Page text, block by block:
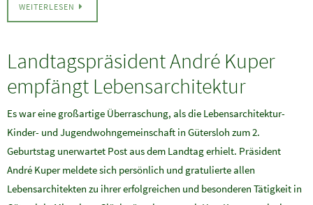
WEITERLESEN
Landtagspräsident André Kuper
empfängt Lebensarchitektur
Es war eine großartige Überraschung, als die Lebensarchitektur-
Kinder- und Jugendwohngemeinschaft in Gütersloh zum 2.
Geburtstag unerwartet Post aus dem Landtag erhielt. Präsident
André Kuper meldete sich persönlich und gratulierte allen
Lebensarchitekten zu ihrer erfolgreichen und besonderen Tätigkeit in